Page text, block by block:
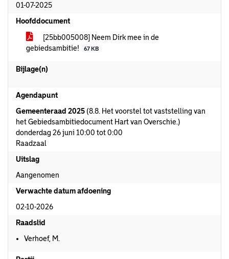
01-07-2025
Hoofddocument
[25bb005008] Neem Dirk mee in de
gebiedsambitie!
67 KB
Bijlage(n)
Agendapunt
Gemeenteraad 2025 (8.8. Het voorstel tot vaststelling van
het Gebiedsambitiedocument Hart van Overschie.)
donderdag 26 juni 10:00 tot 0:00
Raadzaal
Uitslag
Aangenomen
Verwachte datum afdoening
02-10-2026
Raadslid
Verhoef, M.